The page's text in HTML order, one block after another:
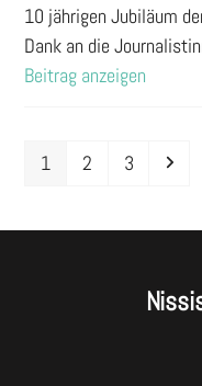
10 jährigen Jubiläum
Dank an die
Beitrag anzeigen
Seite
1 Seite
2 Seite
3